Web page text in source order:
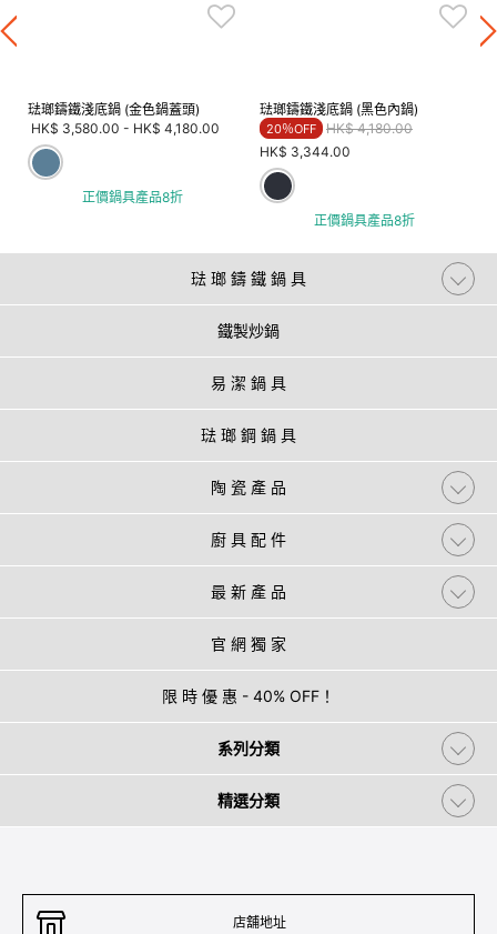
琺瑯鑄鐵淺底鍋 (金色鍋蓋頭)
HK$ 3,580.00 - HK$ 4,180.00
正價鍋具產品8折
琺瑯鑄鐵淺底鍋 (黑色內鍋)
20％OFF Price reduced from
HK$ 4,180.00to
HK$ 3,344.00
正價鍋具產品8折
琺 瑯 鑄 鐵 鍋 具
鐵製炒鍋
易 潔 鍋 具
琺 瑯 鋼 鍋 具
陶 瓷 產 品
廚 具 配 件
最 新 產 品
官 網 獨 家
限 時 優 惠 - 40% OFF！
系列分類
精選分類
店舖地址